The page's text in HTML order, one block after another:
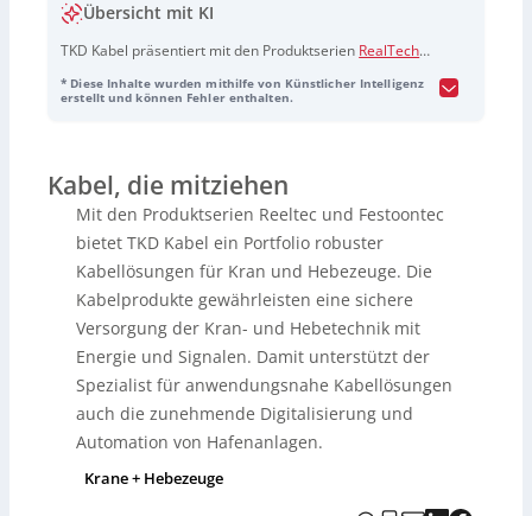
Übersicht mit KI
TKD Kabel präsentiert mit den Produktserien RealTech
Hebeanwendungen, die die Digitalisierung und
während
FestoonTech-Kabelspeziell für
Schleppanwendungen entwickelt wurden und hohe
Umweltbedingungen geeignet. TKD Kabel bietet
umfassende Verkabelungslösungen für verschiedene
Branchen wie Agrartechnik, Lebensmittelindustrie und
industrielle Automatisierung an.
* Diese Inhalte wurden mithilfe von Künstlicher Intelligenz
erstellt und können Fehler enthalten.
Kabel, die mitziehen
Mit den Produktserien Reeltec und Festoontec
bietet TKD Kabel ein Portfolio robuster
Kabellösungen für Kran und Hebezeuge. Die
Kabelprodukte gewährleisten eine sichere
Versorgung der Kran- und Hebetechnik mit
Energie und Signalen. Damit unterstützt der
Spezialist für anwendungsnahe Kabellösungen
auch die zunehmende Digitalisierung und
Automation von Hafenanlagen.
Krane + Hebezeuge